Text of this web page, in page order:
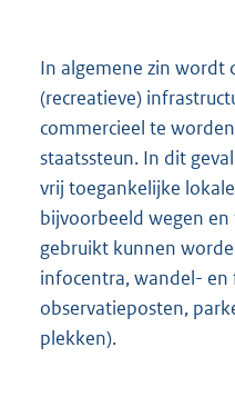
In algemene zin wordt
(recreatieve)
commercieel te
staatssteun. In dit
vrij toegankelijke
bijvoorbeeld wegen
gebruikt kunnen
infocentra, wandel-
observatieposten,
plekken).